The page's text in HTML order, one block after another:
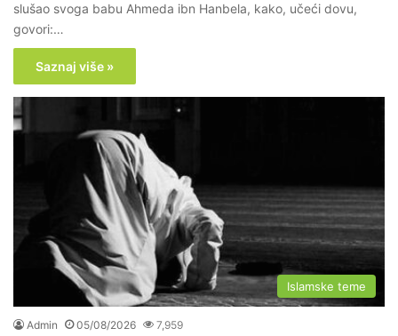
slušao svoga babu Ahmeda ibn Hanbela, kako, učeći dovu,
govori:…
Saznaj više »
Islamske teme
Admin 05/08/2026 7,959